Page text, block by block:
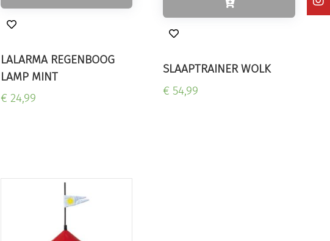
LALARMA REGENBOOG
LAMP MINT
€ 24,99
SLAAPTRAINER WOLK
€ 54,99